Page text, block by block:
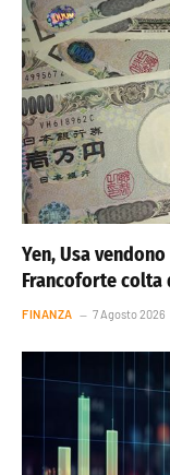
Yen, Usa
Francoforte colta
FINANZA 7 Agosto 2026